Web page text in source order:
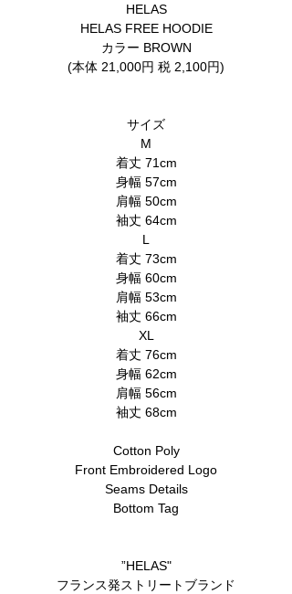
HELAS
HELAS FREE HOODIE
カラー BROWN
(本体 21,000円 税 2,100円)
サイズ
M
着丈 71cm
身幅 57cm
肩幅 50cm
袖丈 64cm
L
着丈 73cm
身幅 60cm
肩幅 53cm
袖丈 66cm
XL
着丈 76cm
身幅 62cm
肩幅 56cm
袖丈 68cm
Cotton Poly
Front Embroidered Logo
Seams Details
Bottom Tag
”HELAS"
フランス発ストリートブランド